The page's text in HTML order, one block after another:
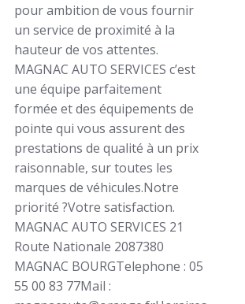
pour ambition de vous fournir
un service de proximité à la
hauteur de vos attentes.
MAGNAC AUTO SERVICES c’est
une équipe parfaitement
formée et des équipements de
pointe qui vous assurent des
prestations de qualité à un prix
raisonnable, sur toutes les
marques de véhicules.Notre
priorité ?Votre satisfaction.
MAGNAC AUTO SERVICES 21
Route Nationale 2087380
MAGNAC BOURGTelephone : 05
55 00 83 77Mail :